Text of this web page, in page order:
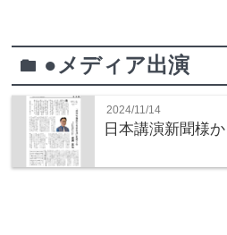
folder ●メディア出演
2024/11/14
日本講演新聞様